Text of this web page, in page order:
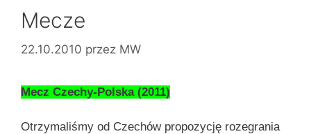
Mecze
22.10.2010 przez MW
Mecz Czechy-Polska (2011)
Otrzymaliśmy od Czechów propozycję rozegrania